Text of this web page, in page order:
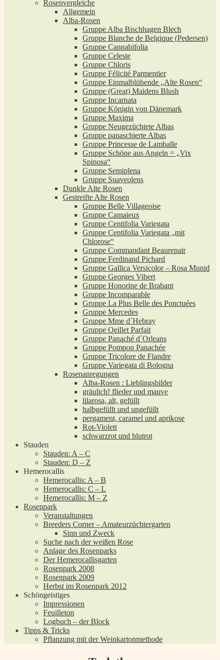
Rosenvergleiche
Allgemein
Alba-Rosen
Gruppe Alba Bischhagen Blech
Gruppe Blanche de Belgique (Pedersen)
Gruppe Cannabifolia
Gruppe Celeste
Gruppe Chloris
Gruppe Félicité Parmentier
Gruppe Einmalblühende „Alte Rosen“
Gruppe (Great) Maidens Blush
Gruppe Incarnata
Gruppe Königin von Dänemark
Gruppe Maxima
Gruppe Neugezüchtete Albas
Gruppe panaschierte Albas
Gruppe Princesse de Lamballe
Gruppe Schöne aus Angeln = „Vix
Spinosa“
Gruppe Semiplena
Gruppe Suaveolens
Dunkle Alte Rosen
Gestreifte Alte Rosen
Gruppe Belle Villageoise
Gruppe Camaieux
Gruppe Centifolia Variegata
Gruppe Centifolia Variegata „mit
Chlorose“
Gruppe Commandant Beaurepair
Gruppe Ferdinand Pichard
Gruppe Gallica Versicolor – Rosa Munid
Gruppe Georges Vibert
Gruppe Honorine de Brabant
Gruppe Incomparable
Gruppe La Plus Belle des Ponctuées
Gruppe Mercedes
Gruppe Mme d´Hebray
Gruppe Oeillet Parfait
Gruppe Panaché d´Orleans
Gruppe Pompon Panachée
Gruppe Tricolore de Flandre
Gruppe Variegata di Bologna
Rosenanregungen
Alba-Rosen : Lieblingsbilder
gräulich! flieder und mauve
lilarosa, alt, gefüllt
halbgefüllt und ungefüllt
pergament, caramel und aprikose
Rot-Violett
schwarzrot und blutrot
Stauden
Stauden: A – C
Stauden: D – Z
Hemerocallis
Hemerocallis: A – B
Hemerocallis: C – L
Hemerocallis: M – Z
Rosenpark
Veranstaltungen
Breeders Corner – Amateurzüchtergarten
Sinn und Zweck
Suche nach der weißen Rose
Anlage des Rosenparks
Der Hemerocallisgarten
Rosenpark 2008
Rosenpark 2009
Herbst im Rosenpark 2012
Schöngeistiges
Impressionen
Feuilleton
Logbuch – der Block
Tipps & Tricks
Pflanzung mit der Weinkartonmethode